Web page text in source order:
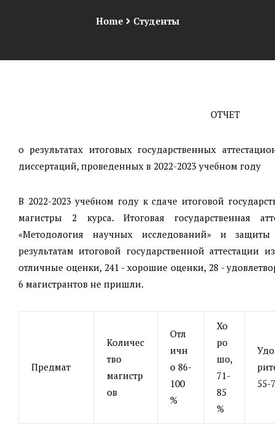
Home Студенты
ОТЧЕТ
о результатах итоговых государственных
диссертаций, проведенных в 2022-2023 учебном году
В 2022-2023 учебном году к сдаче итоговой
магистры 2 курса. Итоговая государственная
«Методология научных исследований» и защиты
результатам итоговой государственной аттестации
отличные оценки, 241 - хорошие оценки, 28 -
6 магистрантов не пришли.
Предмат
Количес
тво
магистр
ов
Отл
ичн
о 86-
100
%
Хо
ро
шо,
71-
85
%
55-